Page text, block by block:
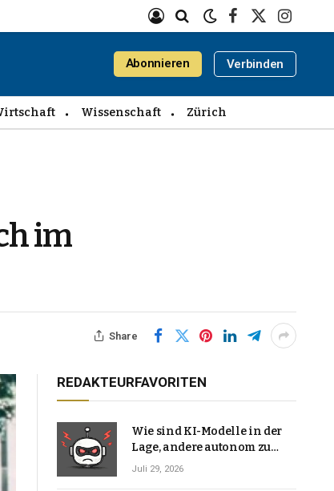
Facebook
X
Abonnieren Verbinden
Wissenschaft Zürich
im
Share
REDAKTEURFAVORITEN
Wie sind KI-Modelle in der
Lage, andere autonom zu
hacken? | Technologie-News
Juli 29, 2026